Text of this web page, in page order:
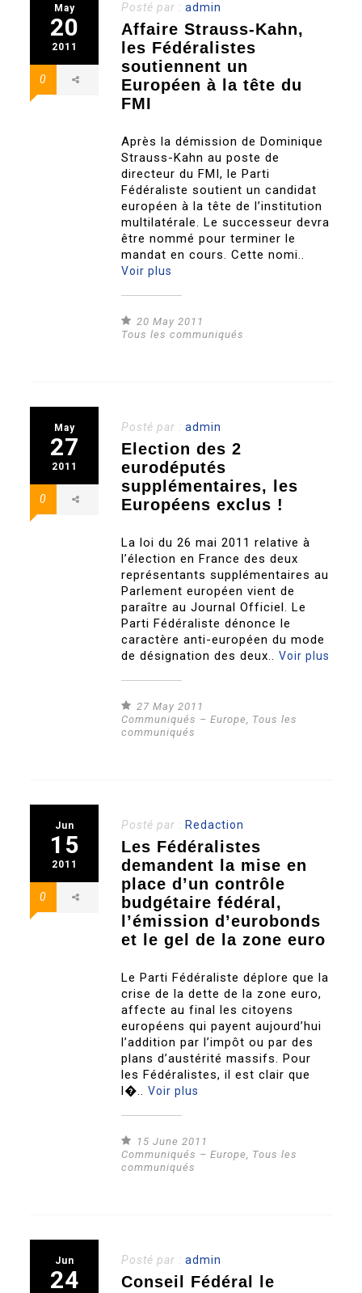
May
20
2011
0
Posté par :admin
Affaire Strauss-Kahn,
les Fédéralistes
soutiennent un
Européen à la tête du
FMI
Après la démission de Dominique
Strauss-Kahn au poste de
directeur du FMI, le Parti
Fédéraliste soutient un candidat
européen à la tête de l’institution
multilatérale. Le successeur devra
être nommé pour terminer le
mandat en cours. Cette nomi..
Voir plus
20 May 2011
Tous les communiqués
May
27
2011
0
Posté par :admin
Election des 2
eurodéputés
supplémentaires, les
Européens exclus !
La loi du 26 mai 2011 relative à
l’élection en France des deux
représentants supplémentaires au
Parlement européen vient de
paraître au Journal Officiel. Le
Parti Fédéraliste dénonce le
caractère anti-européen du mode
de désignation des deux..Voir plus
27 May 2011
Communiqués – Europe, Tous les
communiqués
Jun
15
2011
0
Posté par : Redaction
Les Fédéralistes
demandent la mise en
place d’un contrôle
budgétaire fédéral,
l’émission d’eurobonds
et le gel de la zone euro
Le Parti Fédéraliste déplore que la
crise de la dette de la zone euro,
affecte au final les citoyens
européens qui payent aujourd’hui
l’addition par l’impôt ou par des
plans d’austérité massifs. Pour
les Fédéralistes, il est clair que
l�..Voir plus
15 June 2011
Communiqués – Europe, Tous les
communiqués
Jun
24
Posté par :admin
Conseil Fédéral le